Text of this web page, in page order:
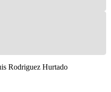
Rodriguez Hurtado